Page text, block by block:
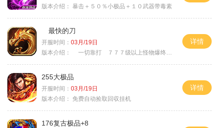
版本介绍： 暴击＋５０％小极品＋１０武器带毒素
最快的刀
开服时间： 03月/19日
版本介绍：
一切靠打 ７７７级以上怪物爆终极
详情
255大极品
开服时间： 03月/19日
版本介绍： 免费自动捡取回収挂机
详情
176复古极品+8